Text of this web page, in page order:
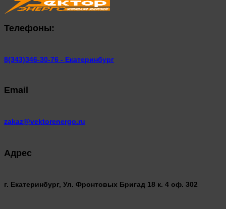
Телефоны:
8(343)346-30-76 - Екатеринбург
Email
zakaz@vektorenergo.ru
Адрес
г. Екатеринбург, Ул. Фронтовых Бригад 18 к. 4 оф. 302